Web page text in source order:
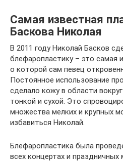
Самая известная
Баскова Николая
В 2011 году Николай Басков
блефаропластику – это самая
о которой сам певец
Постоянное использование
сделало кожу в области
тонкой и сухой. Это
множества мелких и крупных
избавиться Николай.
Блефаропластика была
всех концертах и праздничных